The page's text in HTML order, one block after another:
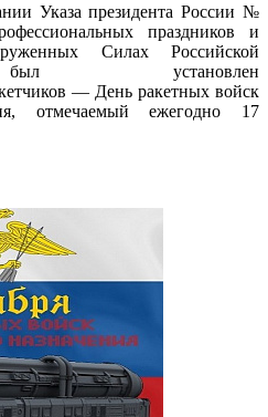
Указа президента России №
праздников и
Силах Российской
установлен
— День ракетных войск
отмечаемый ежегодно 17